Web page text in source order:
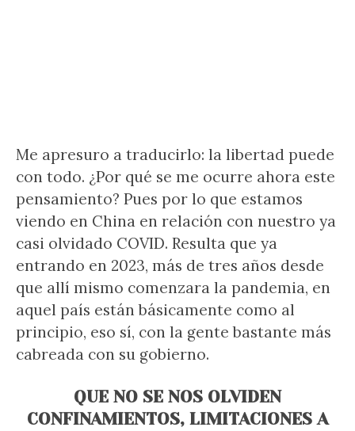
Me apresuro a traducirlo: la libertad puede
con todo. ¿Por qué se me ocurre ahora este
pensamiento? Pues por lo que estamos
viendo en China en relación con nuestro ya
casi olvidado COVID. Resulta que ya
entrando en 2023, más de tres años desde
que allí mismo comenzara la pandemia, en
aquel país están básicamente como al
principio, eso sí, con la gente bastante más
cabreada con su gobierno.
QUE NO SE NOS OLVIDEN
CONFINAMIENTOS, LIMITACIONES A